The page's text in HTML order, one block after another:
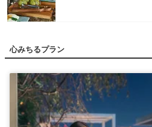
心みちるプラン